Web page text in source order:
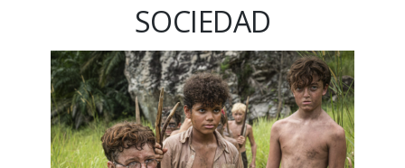
SOCIEDAD